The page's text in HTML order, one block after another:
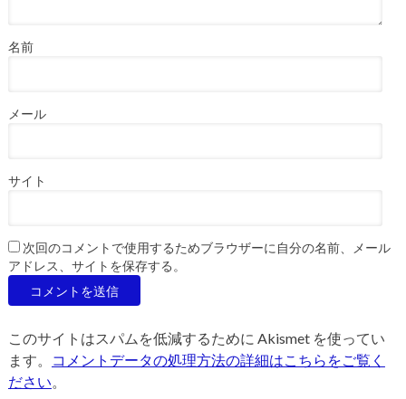
名前
メール
サイト
次回のコメントで使用するためブラウザーに自分の名前、メール
アドレス、サイトを保存する。
このサイトはスパムを低減するために Akismet を使ってい
ます。
コメントデータの処理方法の詳細はこちらをご覧く
ださい